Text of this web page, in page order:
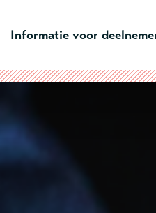
Informatie voor